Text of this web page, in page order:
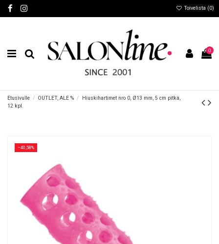
Toivelista (0)
0
Etusivulle OUTLET, ALE %
Hiuskihartimet nro 0, Ø13 mm, 5 cm pitkä,
12 kpl.
−40,58%